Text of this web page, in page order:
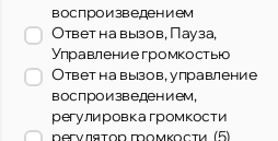
воспроизведением
Ответ на вызов, Пауза,
Управление громкостью
Ответ на вызов, управление
воспроизведением,
регулировка громкости
регулятор громкости (5)